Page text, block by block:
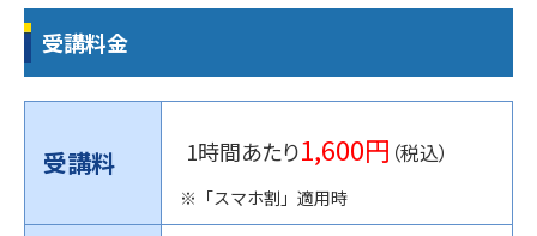
受講料金
受講料 1時間あたり1,600円 （税込）
※「スマホ割」適用時